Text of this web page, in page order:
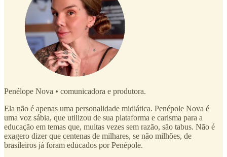
Penélope Nova • comunicadora e produtora.
Ela não é apenas uma personalidade midiática. Penépole Nova é
uma voz sábia, que utilizou de sua plataforma e carisma para a
educação em temas que, muitas vezes sem razão, são tabus. Não é
exagero dizer que centenas de milhares, se não milhões, de
brasileiros já foram educados por Penépole.